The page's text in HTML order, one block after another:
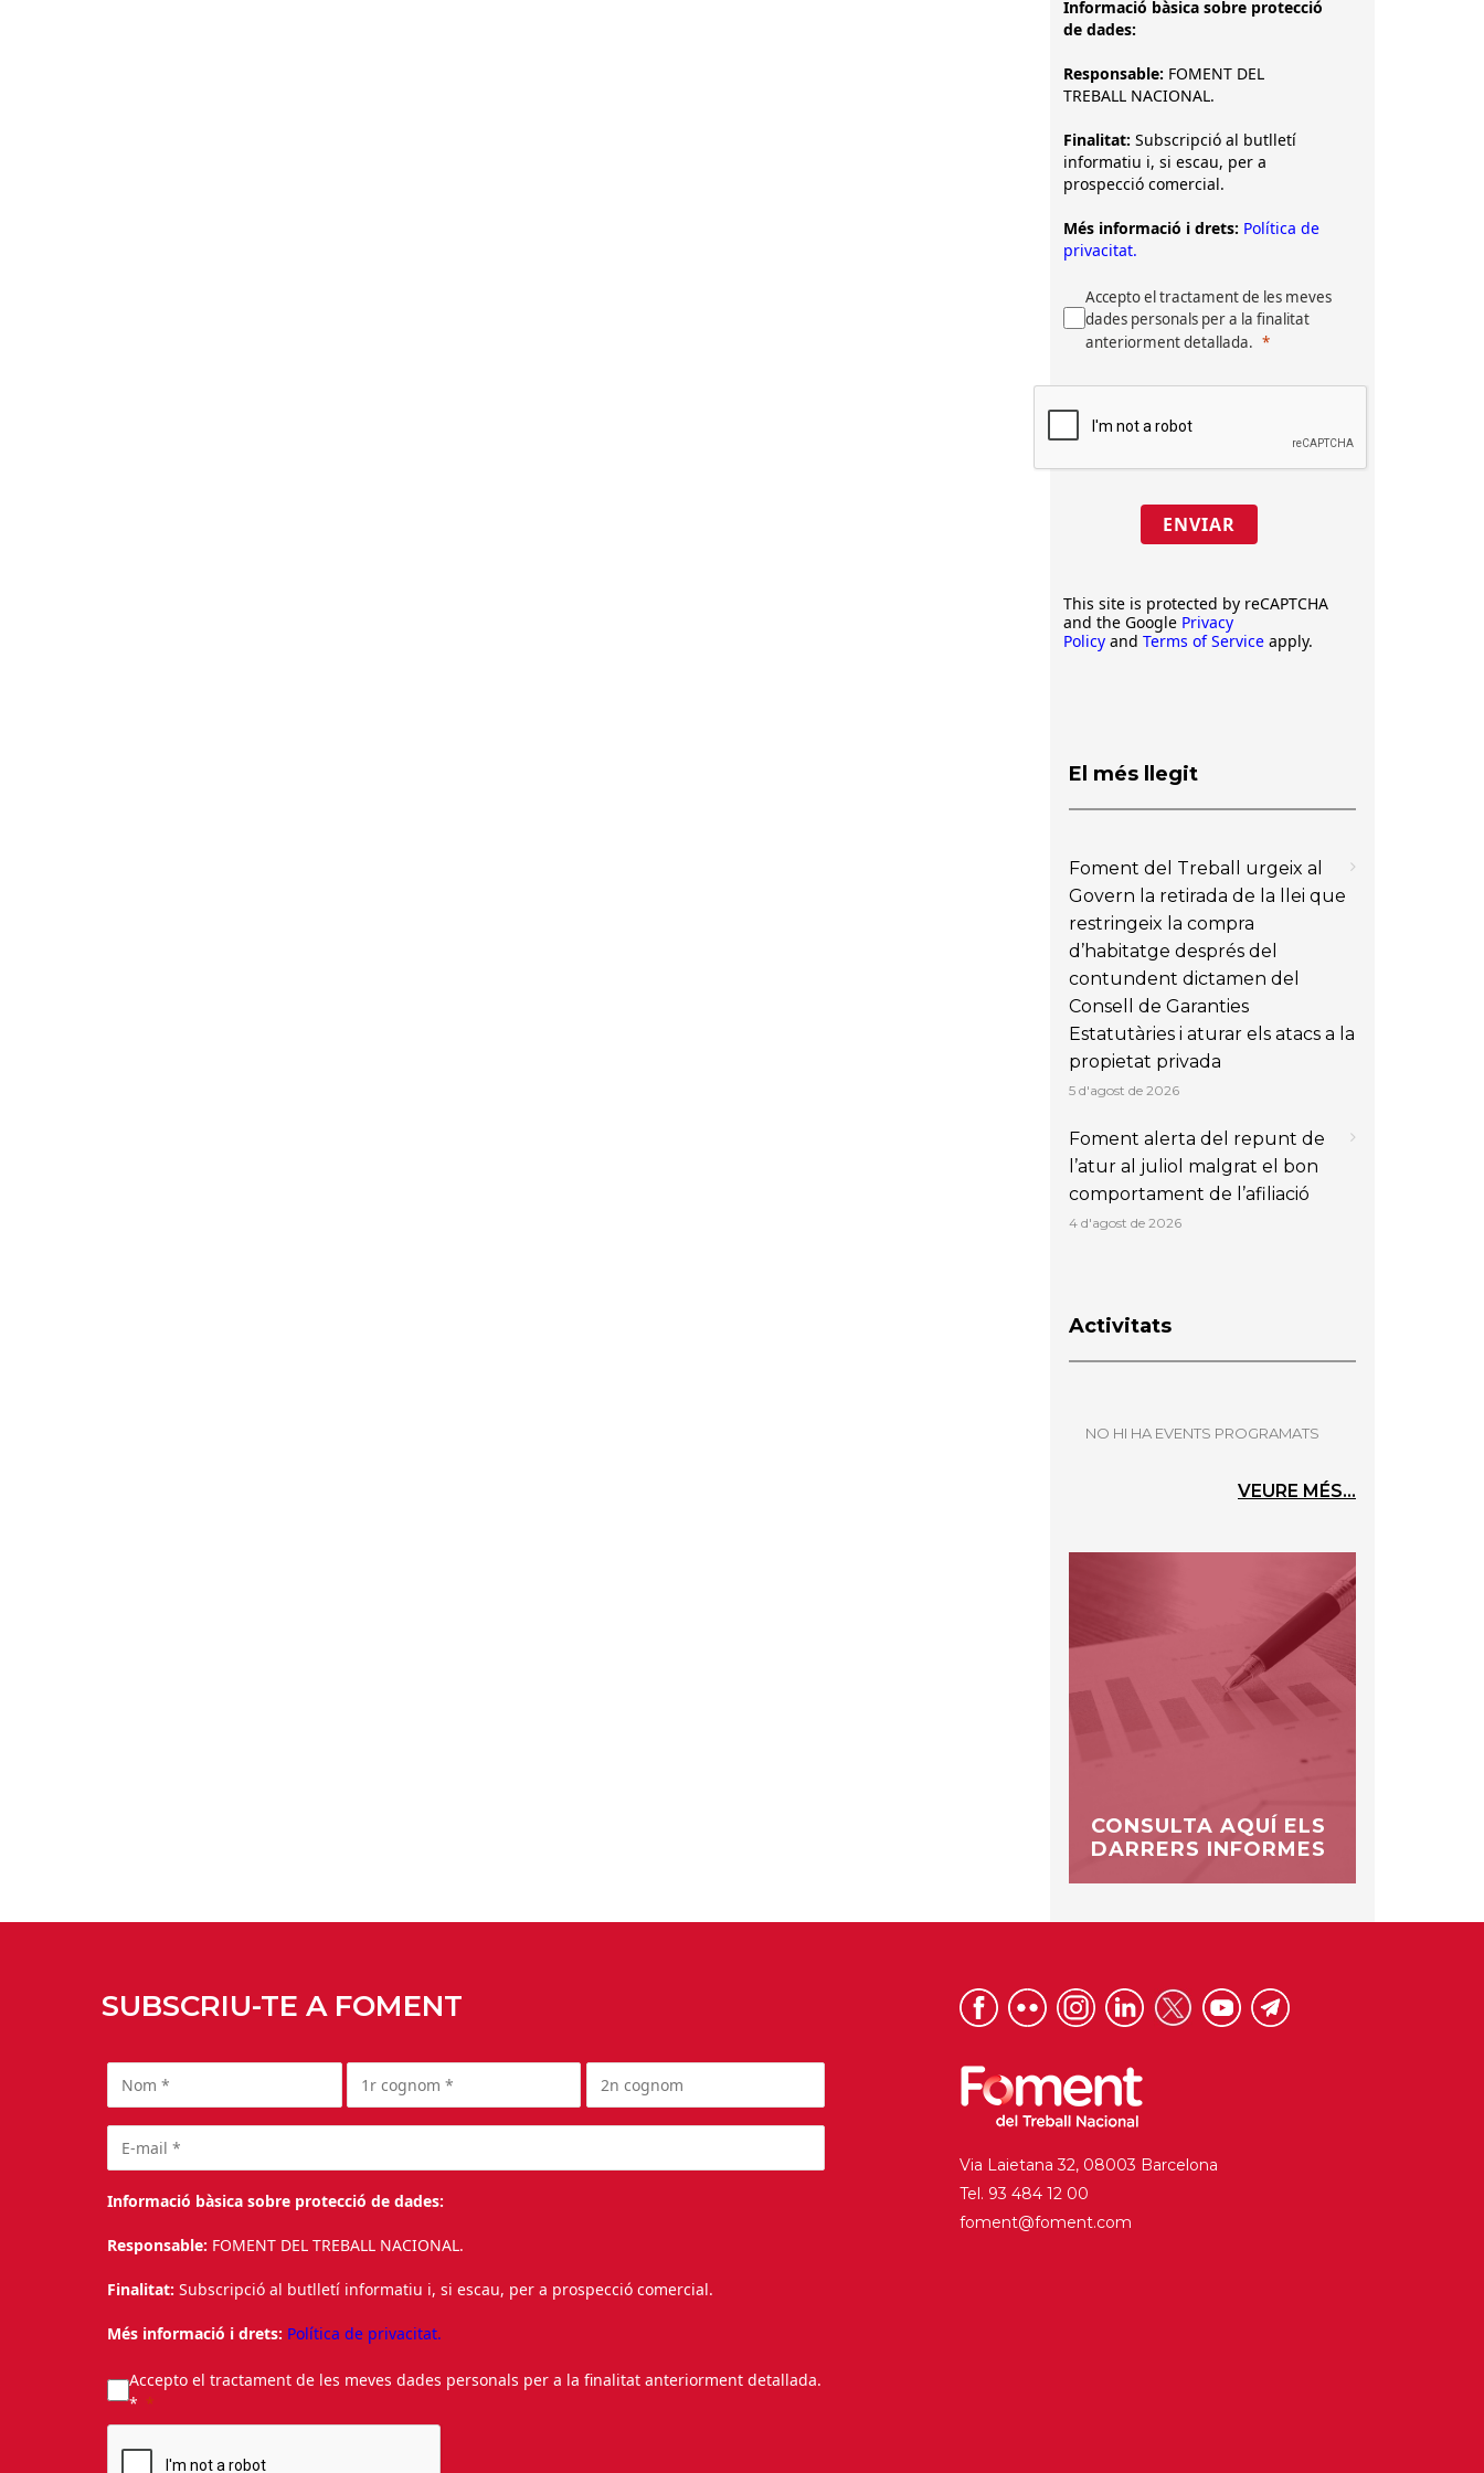
Informació bàsica sobre protecció
de dades:
Responsable: FOMENT DEL
TREBALL NACIONAL.
Finalitat: Subscripció al butlletí
informatiu i, si escau, per a
prospecció comercial.
Més informació i drets: Política de
privacitat.
Accepto el tractament de les meves
dades personals per a la finalitat
anteriorment detallada.
ENVIAR
This site is protected by reCAPTCHA
and the Google Privacy
Policy and Terms of Service apply.
El més llegit
Foment del Treball urgeix al
Govern la retirada de la llei que
restringeix la compra
d’habitatge després del
contundent dictamen del
Consell de Garanties
Estatutàries i aturar els atacs a la
propietat privada
5 d'agost de 2026
Foment alerta del repunt de
l’atur al juliol malgrat el bon
comportament de l’afiliació
4 d'agost de 2026
Activitats
NO HI HA EVENTS PROGRAMATS
VEURE MÉS...
CONSULTA AQUÍ ELS
DARRERS INFORMES
SUBSCRIU-TE A FOMENT
Informació bàsica sobre protecció de dades:
Responsable: FOMENT DEL TREBALL NACIONAL.
Finalitat: Subscripció al butlletí informatiu i, si escau, per a prospecció comercial.
Més informació i drets: Política de privacitat.
Accepto el tractament de les meves dades personals per a la finalitat anteriorment detallada.
*
Via Laietana 32, 08003 Barcelona
Tel. 93 484 12 00
foment@foment.com